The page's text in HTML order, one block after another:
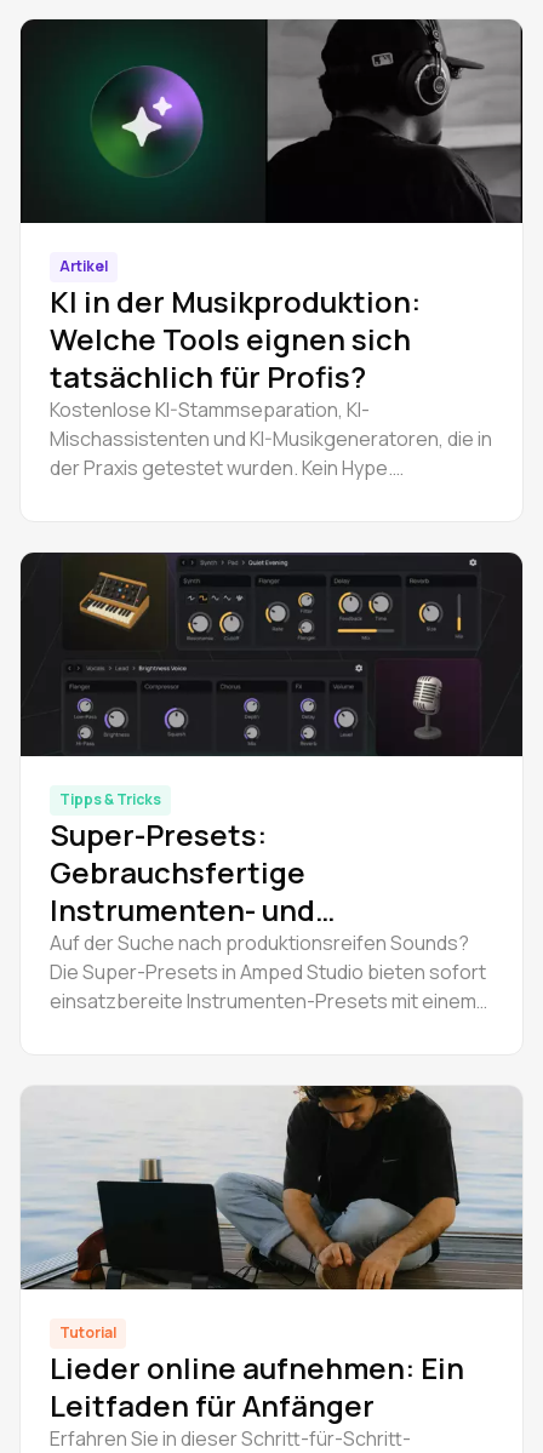
Artikel
KI in der Musikproduktion:
Welche Tools eignen sich
tatsächlich für Profis?
Kostenlose KI-Stammseparation, KI-
Mischassistenten und KI-Musikgeneratoren, die in
der Praxis getestet wurden. Kein Hype.
2026.
Tipps & Tricks
Super-Presets:
Gebrauchsfertige
Instrumenten- und
Effektketten
Auf der Suche nach produktionsreifen Sounds?
Die Super-Presets in Amped Studio bieten sofort
einsatzbereite Instrumenten-Presets mit einem
Effizienz.
Tutorial
Lieder online aufnehmen: Ein
Leitfaden für Anfänger
Erfahren Sie in dieser Schritt-für-Schritt-